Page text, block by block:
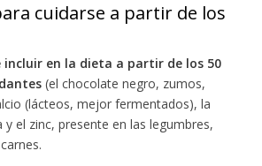
cuidarse a partir de los
incluir en la dieta a partir de los 50
(el chocolate negro, zumos,
(lácteos, mejor fermentados), la
el zinc, presente en las legumbres,